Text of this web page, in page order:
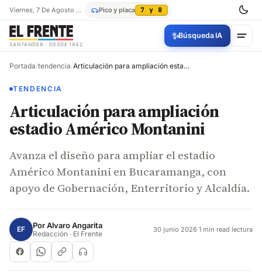
Viernes, 7 De Agosto De 2026 Pico y placa 7 y 8
SANTANDER · DESDE 1942
✨Búsqueda IA
Portada/tendencia/ Articulación para ampliación estadio Américo Montanini
TENDENCIA
Articulación para ampliación
estadio Américo Montanini
Avanza el diseño para ampliar el estadio
Américo Montanini en Bucaramanga, con
apoyo de Gobernación, Enterritorio y Alcaldía.
EF PorAlvaro Angarita
Redacción · El Frente 30 junio 2026·1 min read lectura